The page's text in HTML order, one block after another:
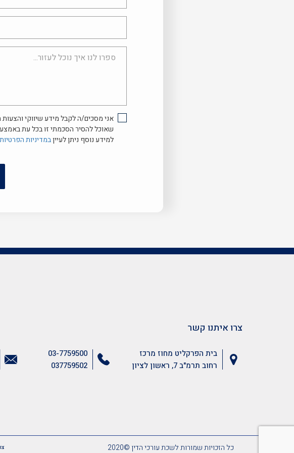
טלפון
ספרו
אני מסכים/ה לקבל מידע שיווקי
שאוכל להסיר הסכמתי זו בכל עת
למידע נוסף ניתן לעייןבמדיניות הפרטיות
צרו איתנו קשר
בית הפרקליט מחוז מרכז
רחוב תרמ"ב 7, ראשון לציון
03-7759500
037759502
כל הזכויות שמורות לשכת עורכי הדין ©2020